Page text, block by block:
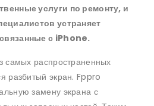
услуги по ремонту, и
устраняет
с iPhone.
самых распространенных
разбитый экран. Fppro
замену экрана с